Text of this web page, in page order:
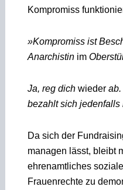
Kompromiss
»Kompromiss ist
Anarchistin im
Ja, reg dich wieder
bezahlt sich jedenfalls
Da sich der
managen lässt, bleibt
ehrenamtliches
Frauenrechte zu